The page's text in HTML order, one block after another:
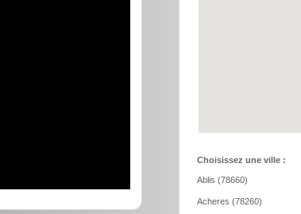
Choisissez une ville :
Ablis (78660)
Acheres (78260)